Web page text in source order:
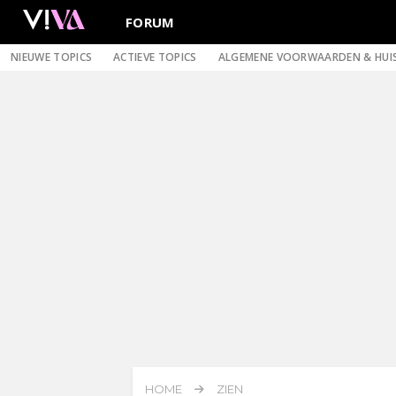
FORUM
NIEUWE TOPICS ACTIEVE TOPICS ALGEMENE VOORWAARDEN &
HOME ZIEN